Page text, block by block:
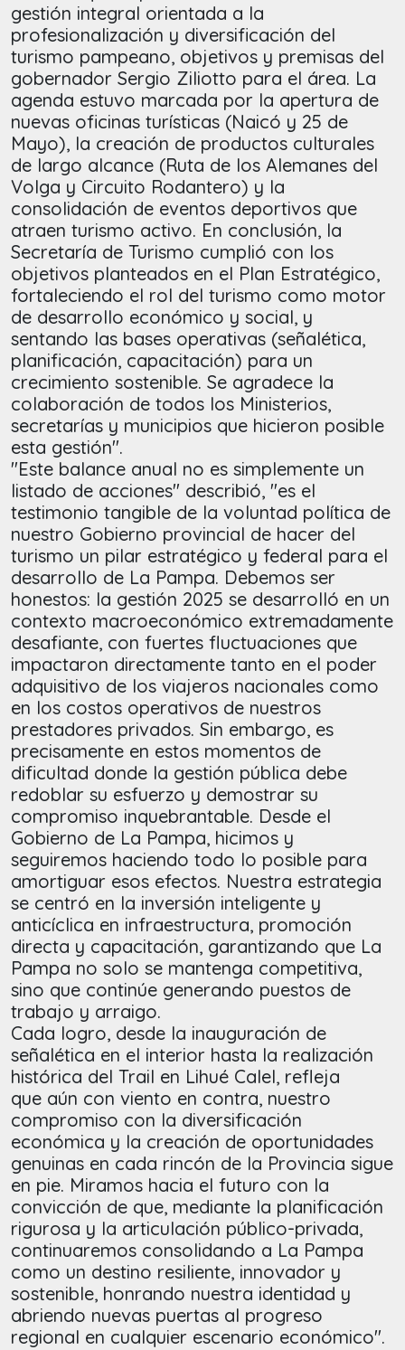
gestión integral orientada a la
profesionalización y diversificación del
turismo pampeano, objetivos y premisas del
gobernador Sergio Ziliotto para el área. La
agenda estuvo marcada por la apertura de
nuevas oficinas turísticas (Naicó y 25 de
Mayo), la creación de productos culturales
de largo alcance (Ruta de los Alemanes del
Volga y Circuito Rodantero) y la
consolidación de eventos deportivos que
atraen turismo activo. En conclusión, la
Secretaría de Turismo cumplió con los
objetivos planteados en el Plan Estratégico,
fortaleciendo el rol del turismo como motor
de desarrollo económico y social, y
sentando las bases operativas (señalética,
planificación, capacitación) para un
crecimiento sostenible. Se agradece la
colaboración de todos los Ministerios,
secretarías y municipios que hicieron posible
esta gestión".
"Este balance anual no es simplemente un
listado de acciones" describió, "es el
testimonio tangible de la voluntad política de
nuestro Gobierno provincial de hacer del
turismo un pilar estratégico y federal para el
desarrollo de La Pampa. Debemos ser
honestos: la gestión 2025 se desarrolló en un
contexto macroeconómico extremadamente
desafiante, con fuertes fluctuaciones que
impactaron directamente tanto en el poder
adquisitivo de los viajeros nacionales como
en los costos operativos de nuestros
prestadores privados. Sin embargo, es
precisamente en estos momentos de
dificultad donde la gestión pública debe
redoblar su esfuerzo y demostrar su
compromiso inquebrantable. Desde el
Gobierno de La Pampa, hicimos y
seguiremos haciendo todo lo posible para
amortiguar esos efectos. Nuestra estrategia
se centró en la inversión inteligente y
anticíclica en infraestructura, promoción
directa y capacitación, garantizando que La
Pampa no solo se mantenga competitiva,
sino que continúe generando puestos de
trabajo y arraigo.
Cada logro, desde la inauguración de
señalética en el interior hasta la realización
histórica del Trail en Lihué Calel, refleja
que aún con viento en contra, nuestro
compromiso con la diversificación
económica y la creación de oportunidades
genuinas en cada rincón de la Provincia sigue
en pie. Miramos hacia el futuro con la
convicción de que, mediante la planificación
rigurosa y la articulación público-privada,
continuaremos consolidando a La Pampa
como un destino resiliente, innovador y
sostenible, honrando nuestra identidad y
abriendo nuevas puertas al progreso
regional en cualquier escenario económico".